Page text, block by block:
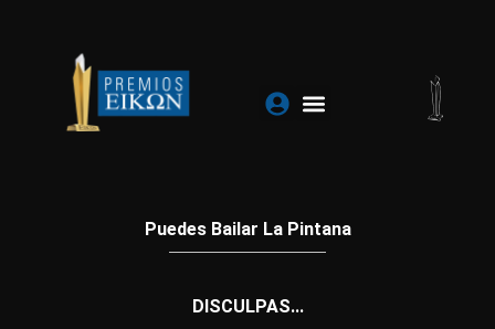
contenido
Puedes Bailar La Pintana
DISCULPAS...